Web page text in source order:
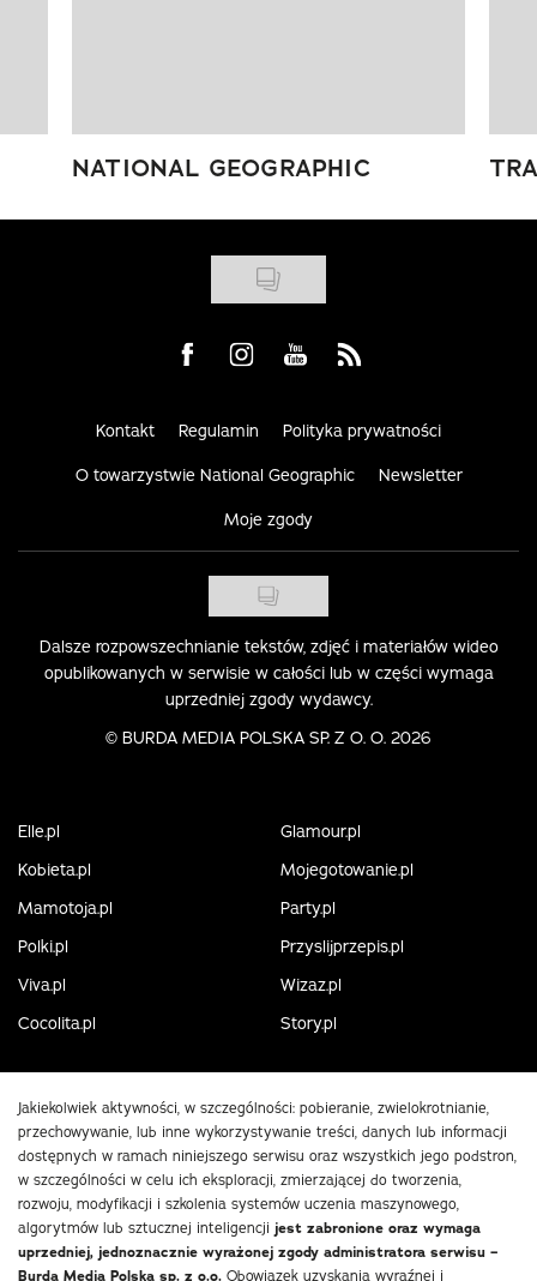
NATIONAL GEOGRAPHIC
Visit us on Facebook
Visit us on Instagram
Visit us on Youtube
Visit us on Rss
Kontakt Regulamin Polityka prywatności
O towarzystwie National Geographic Newsletter
Moje zgody
Dalsze rozpowszechnianie tekstów, zdjęć i materiałów wideo
opublikowanych w serwisie w całości lub w części wymaga
uprzedniej zgody wydawcy.
© BURDA MEDIA POLSKA SP. Z O. O. 2026
Elle.pl
Glamour.pl
Kobieta.pl
Mojegotowanie.pl
Mamotoja.pl
Party.pl
Polki.pl
Przyslijprzepis.pl
Viva.pl
Wizaz.pl
Cocolita.pl
Story.pl
Jakiekolwiek aktywności, w szczególności: pobieranie, zwielokrotnianie,
przechowywanie, lub inne wykorzystywanie treści, danych lub informacji
dostępnych w ramach niniejszego serwisu oraz wszystkich jego podstron,
w szczególności w celu ich eksploracji, zmierzającej do tworzenia,
rozwoju, modyfikacji i szkolenia systemów uczenia maszynowego,
algorytmów lub sztucznej inteligencji jest zabronione oraz wymaga
uprzedniej, jednoznacznie wyrażonej zgody administratora serwisu –
Burda Media Polska sp. z o.o. Obowiązek uzyskania wyraźnej i